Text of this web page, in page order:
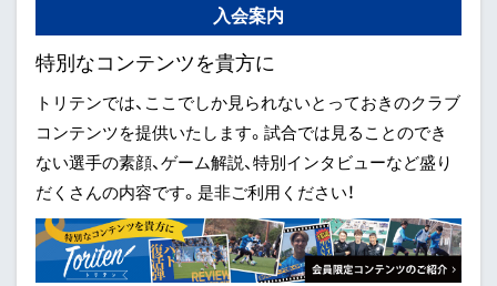
入会案内
特別なコンテンツを貴方に
トリテンでは、ここでしか見られないとっておきのクラブ
コンテンツを提供いたします。試合では見ることのでき
ない選手の素顔、ゲーム解説、特別インタビューなど盛り
だくさんの内容です。是非ご利用ください！